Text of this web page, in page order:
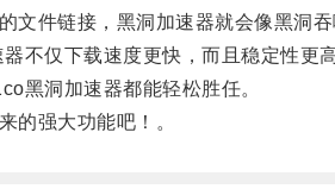
件链接，黑洞加速器就会像黑洞吞
仅下载速度更快，而且稳定性更高
洞加速器都能轻松胜任。
强大功能吧！。